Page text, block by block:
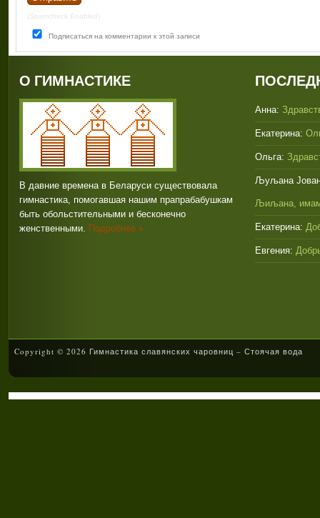
(Spamcheck Enabled)
Подписаться на комментарии к этой записи
О ГИМНАСТИКЕ
В давние времена в Беларуси существовала
гимнастика, помогавшая нашим прапрабабушкам
быть обольстительными и бесконечно
женственными. Подробнее »
Анна:
Екатерина:
Ольга:
Љуљана
Љиљана,
Екатерина:
Евгения:
Copyright © 2026 Гимнастика славянских чаровниц – Стоячая вода